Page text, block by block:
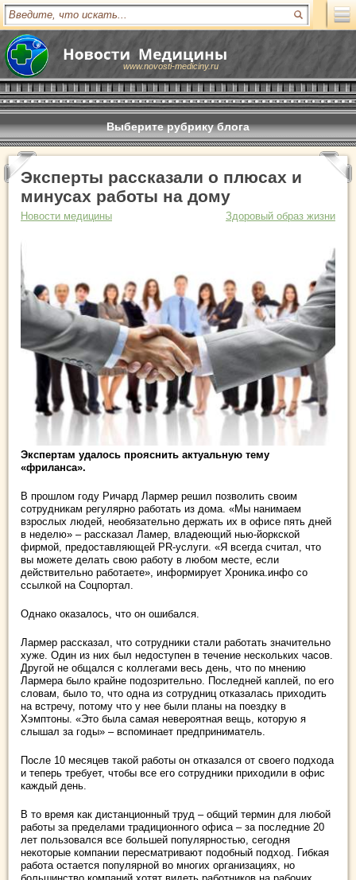
www.novosti-mediciny.ru
Выберите рубрику блога
Эксперты рассказали о плюсах и
минусах работы на дому
Новости медицины Здоровый образ жизни
Экспертам удалось прояснить актуальную тему
«фриланса».
В прошлом году Ричард Лармер решил позволить своим
сотрудникам регулярно работать из дома. «Мы нанимаем
взрослых людей, необязательно держать их в офисе пять дней
в неделю» – рассказал Ламер, владеющий нью-йоркской
фирмой, предоставляющей PR-услуги. «Я всегда считал, что
вы можете делать свою работу в любом месте, если
действительно работаете», информирует Хроника.инфо со
ссылкой на Соцпортал.
Однако оказалось, что он ошибался.
Лармер рассказал, что сотрудники стали работать значительно
хуже. Один из них был недоступен в течение нескольких часов.
Другой не общался с коллегами весь день, что по мнению
Лармера было крайне подозрительно. Последней каплей, по его
словам, было то, что одна из сотрудниц отказалась приходить
на встречу, потому что у нее были планы на поездку в
Хэмптоны. «Это была самая невероятная вещь, которую я
слышал за годы» – вспоминает предприниматель.
После 10 месяцев такой работы он отказался от своего подхода
и теперь требует, чтобы все его сотрудники приходили в офис
каждый день.
В то время как дистанционный труд – общий термин для любой
работы за пределами традиционного офиса – за последние 20
лет пользовался все большей популярностью, сегодня
некоторые компании пересматривают подобный подход. Гибкая
работа остается популярной во многих организациях, но